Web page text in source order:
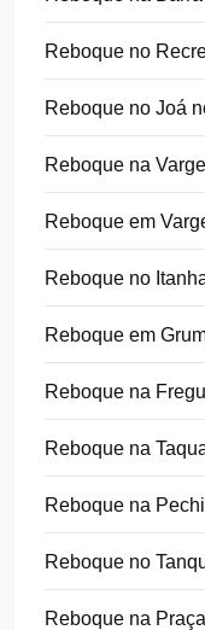
Reboque no
Reboque no Joá
Reboque na
Reboque em
Reboque no
Reboque em
Reboque na
Reboque na
Reboque na
Reboque no
Reboque na